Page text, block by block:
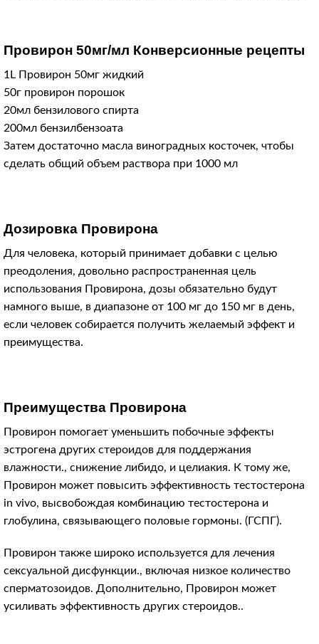
Провирон 50мг/мл Конверсионные рецепты
1L Провирон 50мг жидкий
50г провирон порошок
20мл бензилового спирта
200мл бензилбензоата
Затем достаточно масла виноградных косточек, чтобы
сделать общий объем раствора при 1000 мл
Дозировка Провирона
Для человека, который принимает добавки с целью
преодоления, довольно распространенная цель
использования Провирона, дозы обязательно будут
намного выше, в диапазоне от 100 мг до 150 мг в день,
если человек собирается получить желаемый эффект и
преимущества.
Преимущества Провирона
Провирон помогает уменьшить побочные эффекты
эстрогена других стероидов для поддержания
влажности., снижение либидо, и целиакия. К тому же,
Провирон может повысить эффективность тестостерона
in vivo, высвобождая комбинацию тестостерона и
глобулина, связывающего половые гормоны. (ГСПГ).
Провирон также широко используется для лечения
сексуальной дисфункции., включая низкое количество
сперматозоидов. Дополнительно, Провирон может
усиливать эффективность других стероидов..